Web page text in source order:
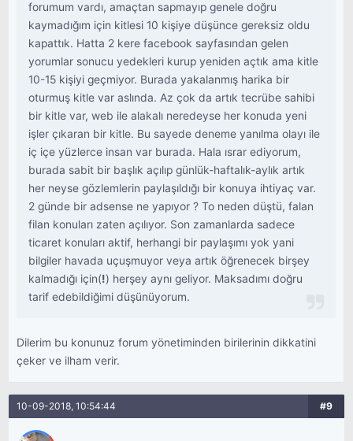
forumum vardı, amaçtan sapmayıp genele doğru
kaymadığım için kitlesi 10 kişiye düşünce gereksiz oldu
kapattık. Hatta 2 kere facebook sayfasından gelen
yorumlar sonucu yedekleri kurup yeniden açtık ama kitle
10-15 kişiyi geçmiyor. Burada yakalanmış harika bir
oturmuş kitle var aslında. Az çok da artık tecrübe sahibi
bir kitle var, web ile alakalı neredeyse her konuda yeni
işler çıkaran bir kitle. Bu sayede deneme yanılma olayı ile
iç içe yüzlerce insan var burada. Hala ısrar ediyorum,
burada sabit bir başlık açılıp günlük-haftalık-aylık artık
her neyse gözlemlerin paylaşıldığı bir konuya ihtiyaç var.
2 günde bir adsense ne yapıyor ? To neden düştü, falan
filan konuları zaten açılıyor. Son zamanlarda sadece
ticaret konuları aktif, herhangi bir paylaşımı yok yani
bilgiler havada uçuşmuyor veya artık öğrenecek birşey
kalmadığı için(!) herşey aynı geliyor. Maksadımı doğru
tarif edebildiğimi düşünüyorum.
Dilerim bu konunuz forum yönetiminden birilerinin dikkatini
çeker ve ilham verir.
10-09-2018, 10:54:44 #9